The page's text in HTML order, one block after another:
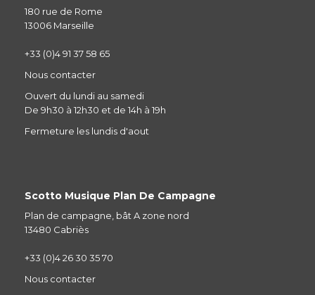
180 rue de Rome
13006 Marseille
+33 (0)4 91 37 58 65
Nous contacter
Ouvert du lundi au samedi
De 9h30 à 12h30 et de 14h à 19h
Fermeture les lundis d'aout
Scotto Musique Plan De Campagne
Plan de campagne, bât A zone nord
13480 Cabriès
+33 (0)4 26 30 35 70
Nous contacter